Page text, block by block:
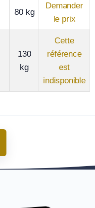
80 kg
Demander
le prix
130
kg
Cette
référence
est
indisponible